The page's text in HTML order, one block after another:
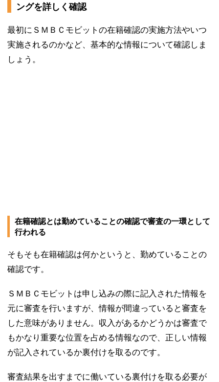
ングを詳しく確認
最初にＳＭＢＣモビットの在籍確認の実施方法やいつ
実施されるのかなど、基本的な情報について確認しま
しょう。
在籍確認とは勤めていることの確認で審査の一環として
行われる
そもそも在籍確認は何かというと、勤めていることの
確認です。
ＳＭＢＣモビットは申し込みの際に記入された情報を
元に審査を行いますが、情報が間違っていると審査を
した意味がありません。収入があるかどうかは審査で
もかなり重要な位置を占める情報なので、正しい情報
が記入されているか裏付けを取るのです。
審査結果を出すまでに働いている裏付けを取る必要が